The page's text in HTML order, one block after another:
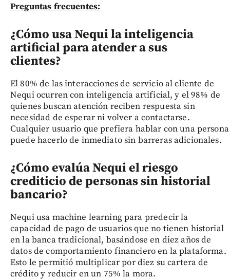
Preguntas frecuentes:
¿Cómo usa Nequi la inteligencia
artificial para atender a sus
clientes?
El 80% de las interacciones de servicio al cliente de
Nequi ocurren con inteligencia artificial, y el 98% de
quienes buscan atención reciben respuesta sin
necesidad de esperar ni volver a contactarse.
Cualquier usuario que prefiera hablar con una persona
puede hacerlo de inmediato sin barreras adicionales.
¿Cómo evalúa Nequi el riesgo
crediticio de personas sin historial
bancario?
Nequi usa machine learning para predecir la
capacidad de pago de usuarios que no tienen historial
en la banca tradicional, basándose en diez años de
datos de comportamiento financiero en la plataforma.
Esto le permitió multiplicar por diez su cartera de
crédito y reducir en un 75% la mora.